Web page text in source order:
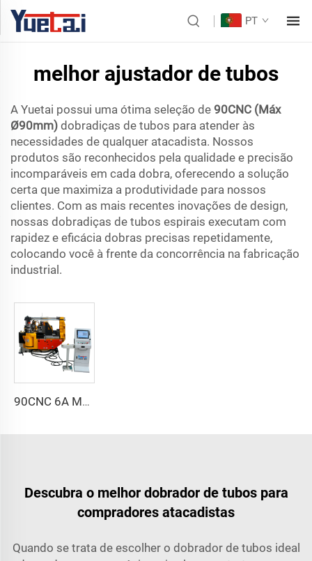
PT
melhor ajustador de tubos
A Yuetai possui uma ótima seleção de 90CNC (Máx
Ø90mm) dobradiças de tubos para atender às
necessidades de qualquer atacadista. Nossos
produtos são reconhecidos pela qualidade e precisão
incomparáveis em cada dobra, oferecendo a solução
certa que maximiza a produtividade para nossos
clientes. Com as mais recentes inovações de design,
nossas dobradiças de tubos espirais executam com
rapidez e eficácia dobras precisas repetidamente,
colocando você à frente da concorrência na fabricação
industrial.
90CNC 6A MS Máquina de Curvar Tubos CNC Ferro Tubulação Quadrada com Motor para Alumínio e Aço Inoxidável Tubos de Cobre
Descubra o melhor dobrador de tubos para
compradores atacadistas
Quando se trata de escolher o dobrador de tubos ideal